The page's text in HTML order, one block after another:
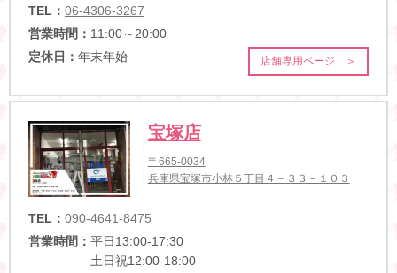
TEL： 06-4306-3267
営業時間： 11:00～20:00
定休日： 年末年始 店舗専用ページ ＞
宝塚店
〒665-0034
兵庫県宝塚市小林５丁目４－３３－１０３
TEL： 090-4641-8475
営業時間： 平日13:00-17:30
土日祝12:00-18:00